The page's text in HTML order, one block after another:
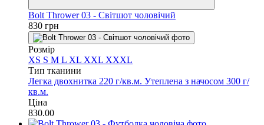
Bolt Thrower 03 - Світшот чоловічий
830 грн
Розмір
XS S M L XL XXL XXXL
Тип тканини
Легка двохнитка 220 г/кв.м. Утеплена з начосом 300 г/
кв.м.
Ціна
830.00